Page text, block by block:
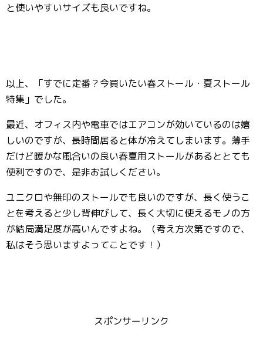
と使いやすいサイズも良いですね。
以上、「すでに定番？今買いたい春ストール・夏ストール
特集」でした。
最近、オフィス内や電車ではエアコンが効いているのは嬉
しいのですが、長時間居ると体が冷えてしまいます。薄手
だけど暖かな風合いの良い春夏用ストールがあるととても
便利ですので、是非お試しください。
ユニクロや無印のストールでも良いのですが、長く使うこ
とを考えると少し背伸びして、長く大切に使えるモノの方
が結局満足度が高いんですよね。（考え方次第ですので、
私はそう思いますよってことです！）
スポンサーリンク